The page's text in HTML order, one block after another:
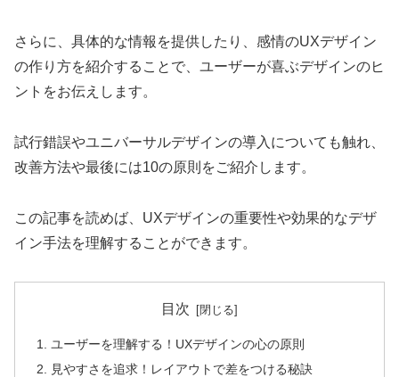
さらに、具体的な情報を提供したり、感情のUXデザイン
の作り方を紹介することで、ユーザーが喜ぶデザインのヒ
ントをお伝えします。
試行錯誤やユニバーサルデザインの導入についても触れ、
改善方法や最後には10の原則をご紹介します。
この記事を読めば、UXデザインの重要性や効果的なデザ
イン手法を理解することができます。
目次
ユーザーを理解する！UXデザインの心の原則
見やすさを追求！レイアウトで差をつける秘訣